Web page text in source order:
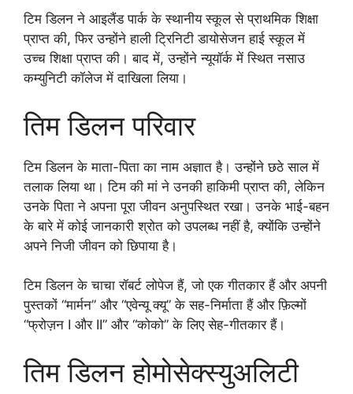
टिम डिलन ने आइलैंड पार्क के स्थानीय स्कूल से प्राथमिक शिक्षा
प्राप्त की, फिर उन्होंने हाली ट्रिनिटी डायोसेजन हाई स्कूल में
उच्च शिक्षा प्राप्त की। बाद में, उन्होंने न्यूयॉर्क में स्थित नसाउ
कम्युनिटी कॉलेज में दाखिला लिया।
तिम डिलन परिवार
टिम डिलन के माता-पिता का नाम अज्ञात है। उन्होंने छठे साल में
तलाक लिया था। टिम की मां ने उनकी हाकिमी प्राप्त की, लेकिन
उनके पिता ने अपना पूरा जीवन अनुपस्थित रखा। उनके भाई-बहन
के बारे में कोई जानकारी श्रोत को उपलब्ध नहीं है, क्योंकि उन्होंने
अपने निजी जीवन को छिपाया है।
टिम डिलन के चाचा रॉबर्ट लोपेज हैं, जो एक गीतकार हैं और अपनी
पुस्तकों “मार्मन” और “एवेन्यू क्यू” के सह-निर्माता हैं और फ़िल्मों
“फ्रोज़न I और II” और “कोको” के लिए सेह-गीतकार हैं।
तिम डिलन होमोसेक्स्युअलिटी